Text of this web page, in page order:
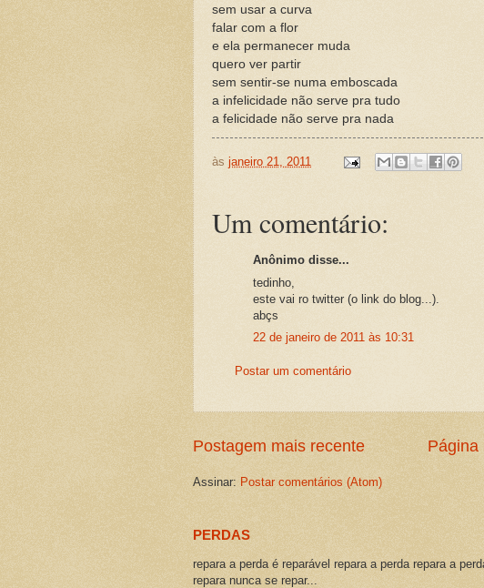
sem usar a curva
falar com a flor
e ela permanecer muda
quero ver partir
sem sentir-se numa emboscada
a infelicidade não serve pra tudo
a felicidade não serve pra nada
às janeiro 21, 2011
Um comentário:
Anônimo disse...
tedinho,
este vai ro twitter (o link do blog...).
abçs
22 de janeiro de 2011 às 10:31
Postar um comentário
Postagem mais recente Página
Assinar: Postar comentários (Atom)
PERDAS
repara a perda é reparável repara a perda repara a
repara nunca se repar...